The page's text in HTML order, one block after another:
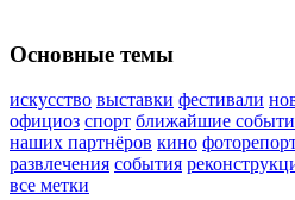
Основные темы
искусство выставки фестивали
официоз спорт ближайшие
наших партнёров кино
развлечения события
все метки